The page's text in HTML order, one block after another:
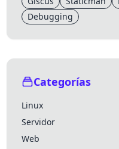
Debugging
Categorías
Linux
Servidor
Web